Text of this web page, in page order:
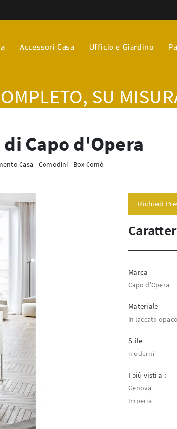
Accessori Casa Ufficio e Giardino
SU
di Capo d'Opera
Casa - Comodini- Box Comò
Richiedi
Marca
Capo d'Opera
Materiale
in laccato opaco
Stile
moderni
I più visti a :
Genova
Imperia